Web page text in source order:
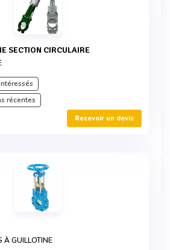
SECTION CIRCULAIRE
récentes
Recevoir un devis
À GUILLOTINE